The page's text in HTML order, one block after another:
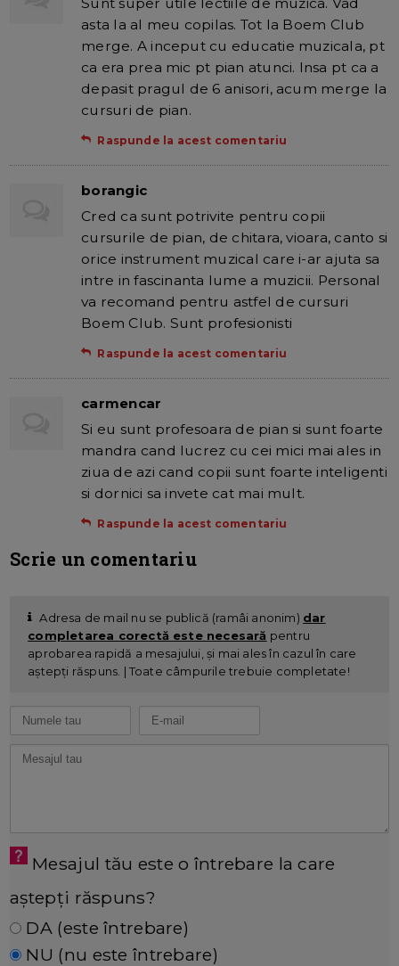
asta la al meu copilas. Tot la Boem Club
merge. A inceput cu educatie muzicala, pt
ca era prea mic pt pian atunci. Insa pt ca a
depasit pragul de 6 anisori, acum merge la
cursuri de pian.
Raspunde la acest comentariu
borangic
Cred ca sunt potrivite pentru copii
cursurile de pian, de chitara, vioara, canto si
orice instrument muzical care i-ar ajuta sa
intre in fascinanta lume a muzicii. Personal
va recomand pentru astfel de cursuri
Boem Club. Sunt profesionisti
Raspunde la acest comentariu
carmencar
Si eu sunt profesoara de pian si sunt foarte
mandra cand lucrez cu cei mici mai ales in
ziua de azi cand copii sunt foarte inteligenti
si dornici sa invete cat mai mult.
Raspunde la acest comentariu
Scrie un comentariu
Adresa de mail nu se publică (ramâi anonim) dar
completarea corectă este necesară pentru
aprobarea rapidă a mesajului, și mai ales în cazul în care
aștepți răspuns. | Toate câmpurile trebuie completate!
Mesajul tău este o întrebare la care
aștepți răspuns?
DA (este întrebare)
NU (nu este întrebare)